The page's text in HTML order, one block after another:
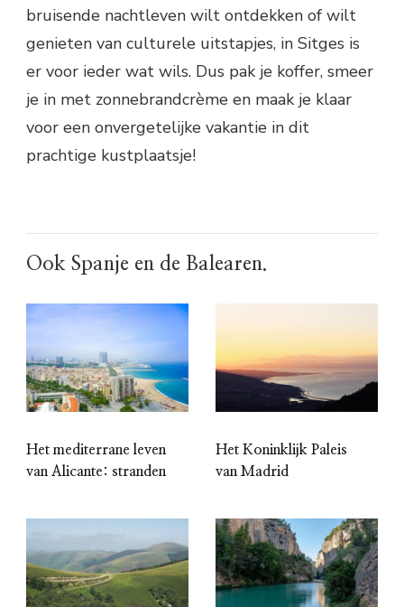
bruisende nachtleven wilt ontdekken of wilt
genieten van culturele uitstapjes, in Sitges is
er voor ieder wat wils. Dus pak je koffer, smeer
je in met zonnebrandcrème en maak je klaar
voor een onvergetelijke vakantie in dit
prachtige kustplaatsje!
Ook Spanje en de Balearen.
Het mediterrane leven
van Alicante: stranden
Het Koninklijk Paleis
van Madrid